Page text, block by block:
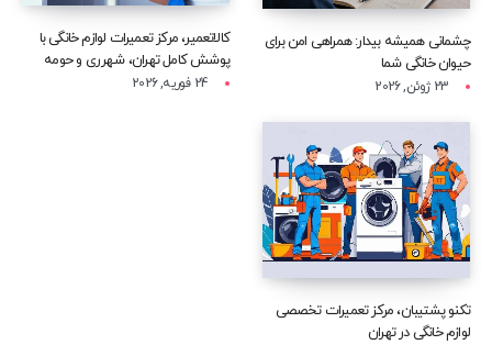
چشمانی همیشه بیدار: همراهی امن برای
حیوان خانگی شما
23 ژوئن, 2026
کالاتعمیر، مرکز تعمیرات لوازم خانگی با
پوشش کامل تهران، شهرری و حومه
24 فوریه, 2026
تکنو پشتیبان، مرکز تعمیرات تخصصی
لوازم خانگی در تهران